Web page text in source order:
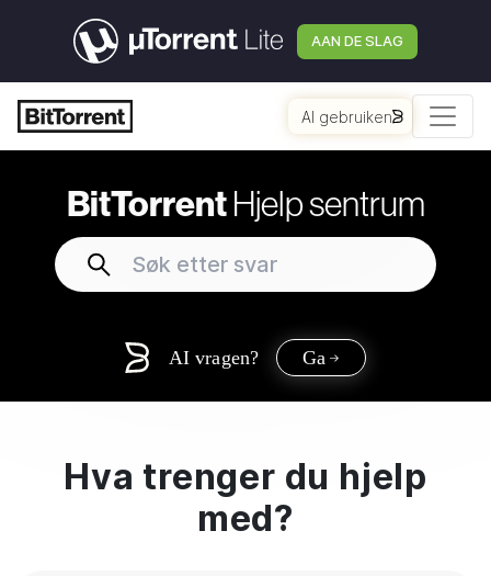
AAN DE SLAG
AI gebruiken
BitTorrentHjelp sentrum
AI vragen? Ga
Hva trenger du hjelp
med?